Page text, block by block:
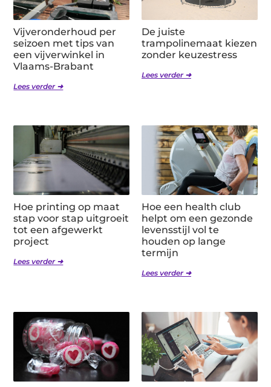
Vijveronderhoud per
seizoen met tips van
een vijverwinkel in
Vlaams-Brabant
Lees verder ➜
De juiste
trampolinemaat kiezen
zonder keuzestress
Lees verder ➜
Hoe printing op maat
stap voor stap uitgroeit
tot een afgewerkt
project
Lees verder ➜
Hoe een health club
helpt om een gezonde
levensstijl vol te
houden op lange
termijn
Lees verder ➜